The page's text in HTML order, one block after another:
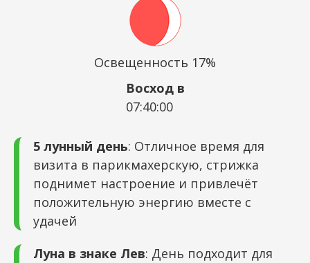
Освещенность 17%
Восход в
07:40:00
5 лунный день: Отличное время для
визита в парикмахерскую, стрижка
поднимет настроение и привлечёт
положительную энергию вместе с
удачей
Луна в знаке Лев: День подходит для